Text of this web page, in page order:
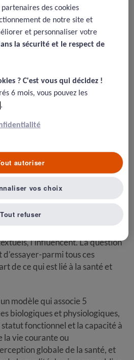
essais cliniques
(1995). Linking clinical variables with
a conceptual model of patient
et la recherche sur la
ces évaluations valides et
manque de modèle sur ce qui lie
la qualité de vie.
vie est distinct du modèle de
l’influencent. La question
parmi tous ces
de ce qui est lié à la santé et
modèle qui associe 5
biologiques et physiologiques,
fonctionnel et la capacité à
la vie courante ou
globale de la santé, et
des cookies
de notre site et
et personnaliser votre
la sécurité et le respect de
? C'est vous qui décidez !​
6 mois, vous pouvez les
.
Tout refuser
autoriser
vos choix